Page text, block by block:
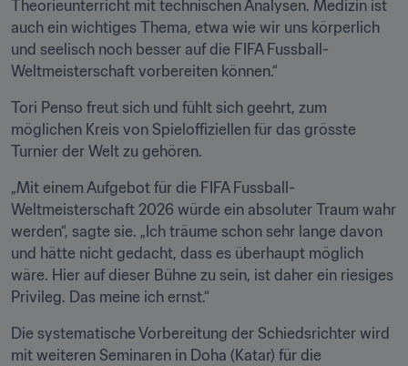
Theorieunterricht mit technischen Analysen. Medizin ist
auch ein wichtiges Thema, etwa wie wir uns körperlich
und seelisch noch besser auf die FIFA Fussball-
Weltmeisterschaft vorbereiten können.“
Tori Penso freut sich und fühlt sich geehrt, zum
möglichen Kreis von Spieloffiziellen für das grösste
Turnier der Welt zu gehören.
„Mit einem Aufgebot für die FIFA Fussball-
Weltmeisterschaft 2026 würde ein absoluter Traum wahr
werden“, sagte sie. „Ich träume schon sehr lange davon
und hätte nicht gedacht, dass es überhaupt möglich
wäre. Hier auf dieser Bühne zu sein, ist daher ein riesiges
Privileg. Das meine ich ernst.“
Die systematische Vorbereitung der Schiedsrichter wird
mit weiteren Seminaren in Doha (Katar) für die